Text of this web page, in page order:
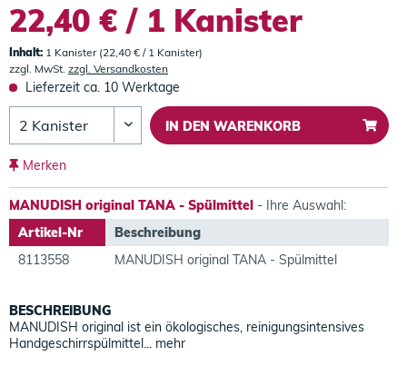
22,40 € / 1 Kanister
Inhalt: 1 Kanister (22,40 € / 1 Kanister)
zzgl. MwSt. zzgl. Versandkosten
Lieferzeit ca. 10 Werktage
IN DEN WARENKORB
Merken
MANUDISH original TANA - Spülmittel - Ihre Auswahl:
Artikel-Nr
Beschreibung
8113558
MANUDISH original TANA - Spülmittel
BESCHREIBUNG
MANUDISH original ist ein ökologisches, reinigungsintensives
Handgeschirrspülmittel... mehr